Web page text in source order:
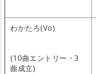
わかたろ(Vo)
(10曲エントリー・3
曲成立)